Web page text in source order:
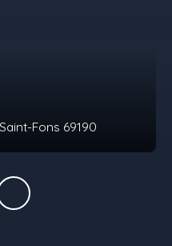
Saint-Fons 69190